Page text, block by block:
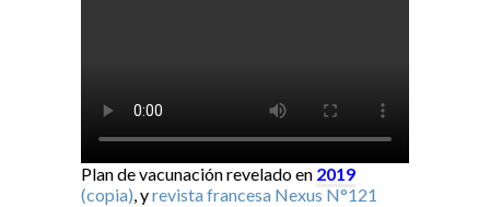
Plan de vacunación revelado en 2019
(copia), yrevista francesa Nexus N°121